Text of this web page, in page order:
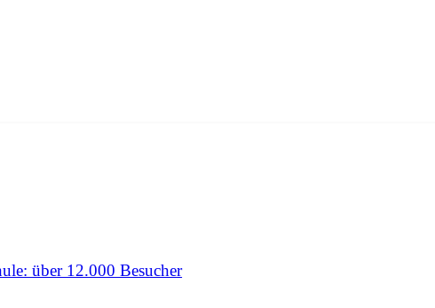
über 12.000 Besucher